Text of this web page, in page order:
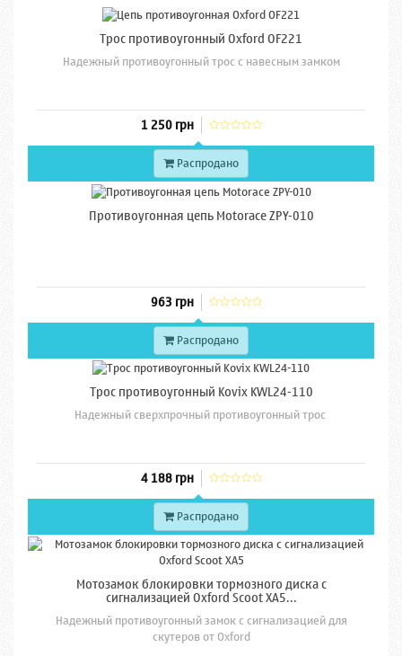
Трос противоугонный Oxford OF221
Надежный противоугонный трос с навесным замком
1 250 грн
Распродано
Противоугонная цепь Motorace ZPY-010
963 грн
Распродано
Трос противоугонный Kovix KWL24-110
Надежный сверхпрочный противоугонный трос
4 188 грн
Распродано
Мотозамок блокировки тормозного диска с
сигнализацией Oxford Scoot XA5...
Надежный противоугонный замок с сигнализацией для
скутеров от Oxford